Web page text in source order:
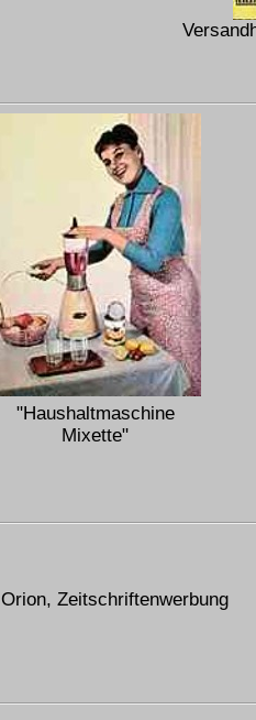
"Haushaltmaschine
Mixette"
Orion, Zeitschriftenwerbung